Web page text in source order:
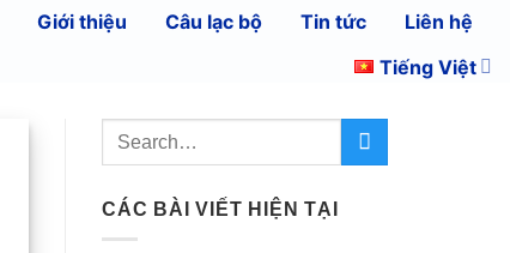
Giới thiệu Câu lạc bộ Tin tức
Liên hệ
Tiếng Việt
CÁC BÀI VIẾT HIỆN TẠI